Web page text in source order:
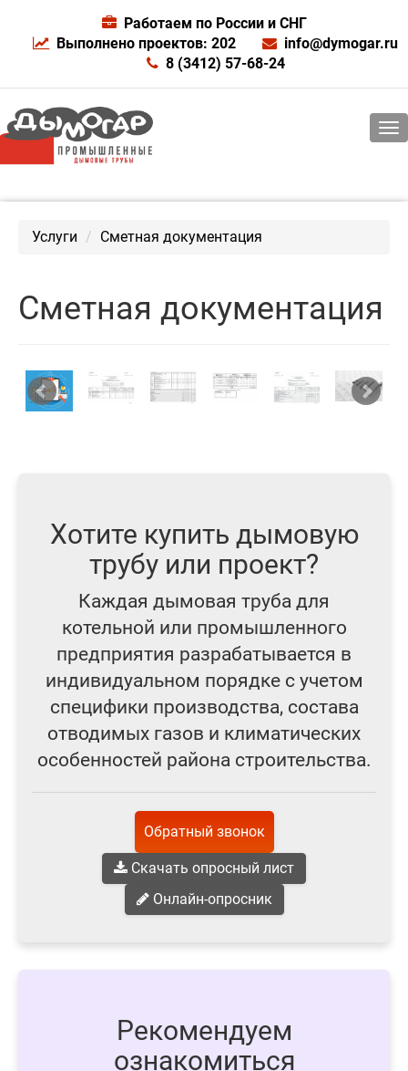
Работаем по России и СНГ
Выполнено проектов: 202
info@dymogar.ru
8 (3412) 57-68-24
Услуги Сметная документация
Сметная документация
Хотите купить дымовую
трубу или проект?
Каждая дымовая труба для
котельной или промышленного
предприятия разрабатывается в
индивидуальном порядке с учетом
специфики производства, состава
отводимых газов и климатических
особенностей района строительства.
Обратный звонок
Скачать опросный лист
Онлайн-опросник
Рекомендуем
ознакомиться